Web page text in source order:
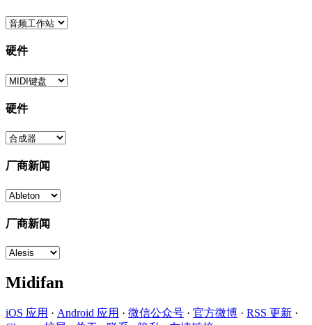
硬件
硬件
厂商新闻
厂商新闻
Midifan
iOS 应用 · Android 应用 · 微信公众号 · 官方微博 · RSS 更新 ·